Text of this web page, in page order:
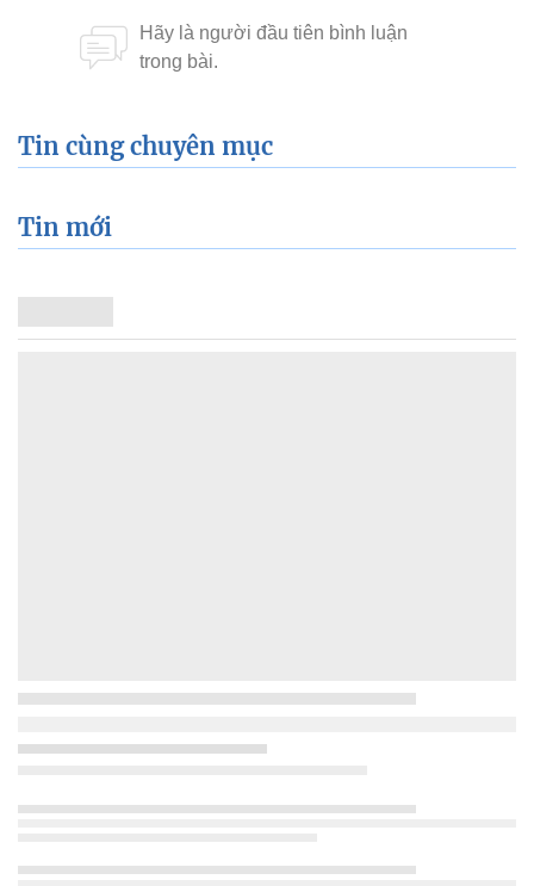
Tin cùng chuyên mục
Tin mới